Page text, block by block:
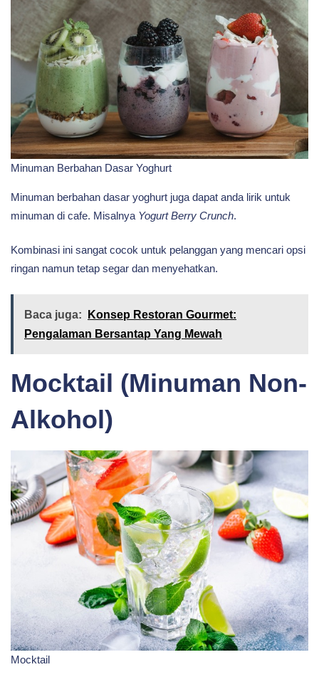
Minuman Berbahan Dasar Yoghurt
Minuman berbahan dasar yoghurt juga dapat anda lirik untuk
minuman di cafe. Misalnya Yogurt Berry Crunch.
Kombinasi ini sangat cocok untuk pelanggan yang mencari opsi
ringan namun tetap segar dan menyehatkan.
Baca juga:
Konsep Restoran Gourmet:
Pengalaman Bersantap Yang Mewah
Mocktail (Minuman Non-
Alkohol)
Mocktail